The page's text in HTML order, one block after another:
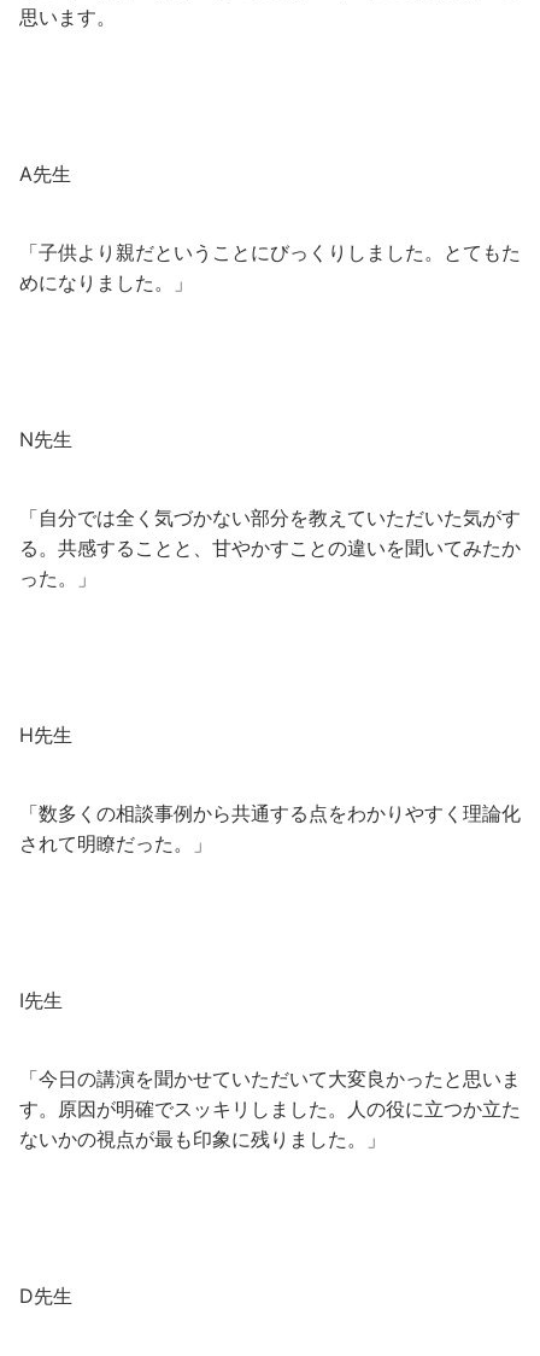
思います。
A先生
「子供より親だということにびっくりしました。とてもた
めになりました。」
N先生
「自分では全く気づかない部分を教えていただいた気がす
る。共感することと、甘やかすことの違いを聞いてみたか
った。」
H先生
「数多くの相談事例から共通する点をわかりやすく理論化
されて明瞭だった。」
I先生
「今日の講演を聞かせていただいて大変良かったと思いま
す。原因が明確でスッキリしました。人の役に立つか立た
ないかの視点が最も印象に残りました。」
D先生